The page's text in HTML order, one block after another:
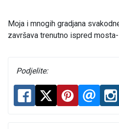
Moja i mnogih gradjana
završava trenutno ispred
Podjelite: